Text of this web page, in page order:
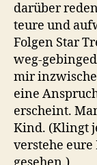
darüber
teure und
Folgen Star
weg-
mir
eine
erscheint.
Kind. (Klingt
verstehe eure